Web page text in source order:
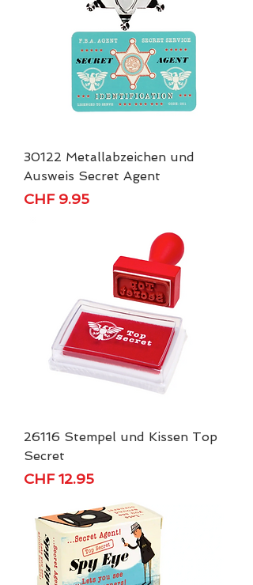
30122 Metallabzeichen und
Ausweis Secret Agent
Price
CHF 9.95
26116 Stempel und Kissen Top
Secret
Price
CHF 12.95